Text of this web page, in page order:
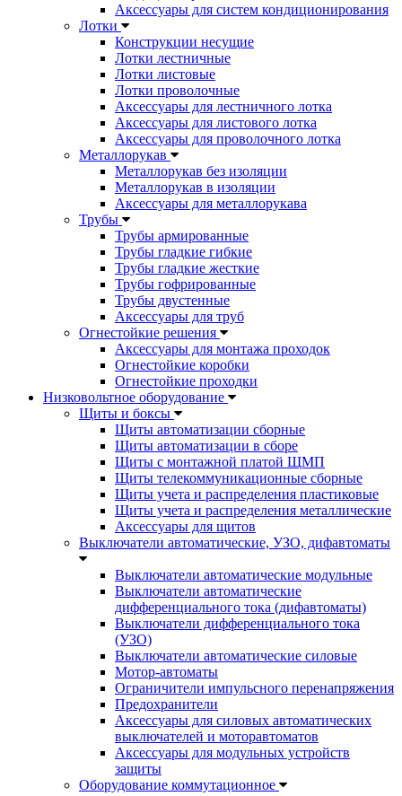
Аксессуары для систем кондиционирования
Лотки
Конструкции несущие
Лотки лестничные
Лотки листовые
Лотки проволочные
Аксессуары для лестничного лотка
Аксессуары для листового лотка
Аксессуары для проволочного лотка
Металлорукав
Металлорукав без изоляции
Металлорукав в изоляции
Аксессуары для металлорукава
Трубы
Трубы армированные
Трубы гладкие гибкие
Трубы гладкие жесткие
Трубы гофрированные
Трубы двустенные
Аксессуары для труб
Огнестойкие решения
Аксессуары для монтажа проходок
Огнестойкие коробки
Огнестойкие проходки
Низковольтное оборудование
Щиты и боксы
Щиты автоматизации сборные
Щиты автоматизации в сборе
Щиты с монтажной платой ЩМП
Щиты телекоммуникационные сборные
Щиты учета и распределения пластиковые
Щиты учета и распределения металлические
Аксессуары для щитов
Выключатели автоматические, УЗО, дифавтоматы
Выключатели автоматические модульные
Выключатели автоматические
дифференциального тока (дифавтоматы)
Выключатели дифференциального тока
(УЗО)
Выключатели автоматические силовые
Мотор-автоматы
Ограничители импульсного перенапряжения
Предохранители
Аксессуары для силовых автоматических
выключателей и моторавтоматов
Аксессуары для модульных устройств
защиты
Оборудование коммутационное